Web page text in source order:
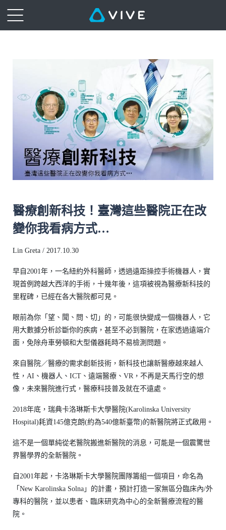
醫療創新科技！臺灣這些醫院正在改
變你我看病方式…
Lin Greta / 2017.10.30
早自2001年，一名紐約外科醫師，透過遠距操控手術機器人，實
現首例跨越大西洋的手術，十幾年後，這項被視為醫療新科技的
里程碑，已經在各大醫院都可見。
眼前為你「望、聞、問、切」的，可能很快變成一個機器人，它
用大數據分析診斷你的疾病，甚至不必到醫院，在家透過遠端介
面，免除舟車勞頓和大型儀器耗時不易檢測問題。
來自醫院／醫療的需求創新技術，新科技也讓新醫療越來越人
性，AI、機器人、ICT、遠端醫療、VR，不再是天馬行空的想
像，未來醫院進行式，醫療科技普及就在不遠處。
2018年底，瑞典卡洛琳斯卡大學醫院(Karolinska University
Hospital)耗資145億克朗(約為540億新臺幣)的新醫院將正式啟用。
這不是一個單純從老醫院搬進新醫院的消息，可能是一個震驚世
界醫學界的全新醫院。
自2001年起，卡洛琳斯卡大學醫院團隊籌組一個項目，命名為
「New Karolinska Solna」的計畫，預計打造一家無區分臨床內/外
專科的醫院，並以患者、臨床研究為中心的全新醫療流程的醫
院。